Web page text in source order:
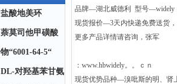
酸地美环
莫司他甲磺酸
“6001-64-5“
对羟基苯甘氨
品牌—湖北威德利 型号—widely
现货报价—3天内快递免费送货
更多产品详情请咨询，张军
：www.hbwidely。。ｃｎ
现货优势品种—溴吡斯的明、肾